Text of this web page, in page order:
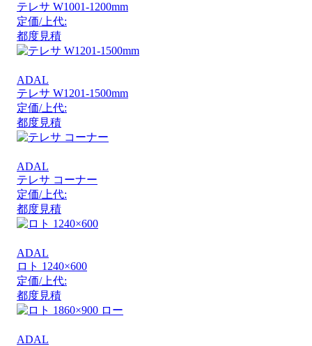
テレサ W1001-1200mm
定価/上代:
都度見積
ADAL
テレサ W1201-1500mm
定価/上代:
都度見積
ADAL
テレサ コーナー
定価/上代:
都度見積
ADAL
ロト 1240×600
定価/上代:
都度見積
ADAL